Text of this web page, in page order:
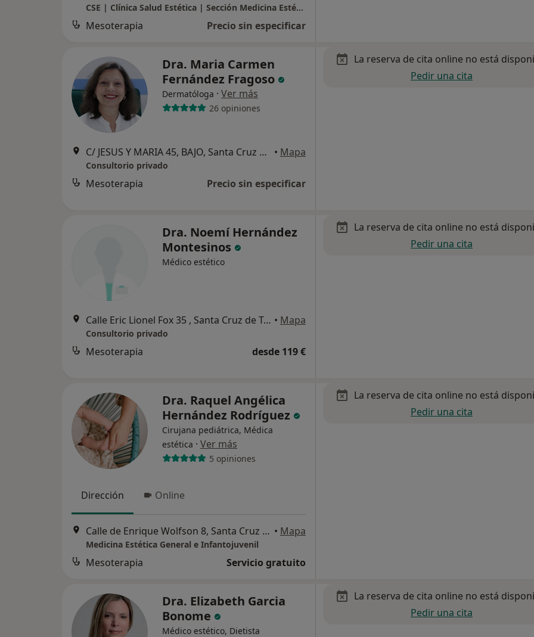
CSE | Clínica Salud Estética | Sección Medicina Estética | Cirugía Plástica | Nutrición
Mesoterapia Precio sin especificar
Dra. Maria Carmen
Fernández Fragoso
Dermatóloga · Ver más
26 opiniones
C/ JESUS Y MARIA 45, BAJO, Santa Cruz de Tenerife • Mapa
Consultorio privado
Mesoterapia Precio sin especificar
La reserva de cita online no está
Pedir una cita
Dra. Noemí Hernández
Montesinos
Médico estético
Calle Eric Lionel Fox 35 , Santa Cruz de Tenerife • Mapa
Consultorio privado
Mesoterapia desde 119 €
La reserva de cita online no está
Pedir una cita
Dra. Raquel Angélica
Hernández Rodríguez
Cirujana pediátrica, Médica
estética · Ver más
5 opiniones
Dirección Online
Calle de Enrique Wolfson 8, Santa Cruz de Tenerife • Mapa
Medicina Estética General e Infantojuvenil
Mesoterapia Servicio gratuito
La reserva de cita online no está
Pedir una cita
Dra. Elizabeth Garcia
Bonome
Médico estético, Dietista
La reserva de cita online no está
Pedir una cita